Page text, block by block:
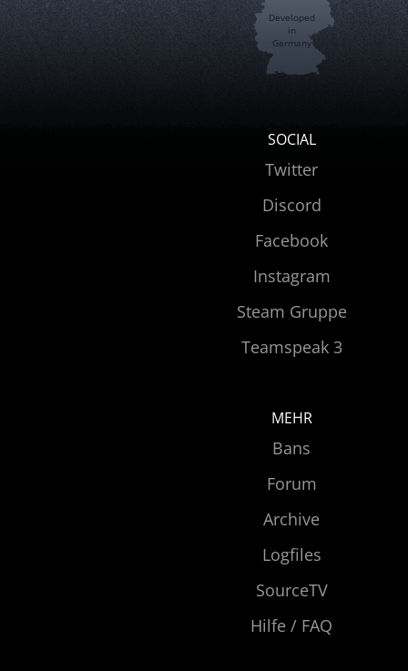
Developed
in
Germany
SOCIAL
Twitter
Discord
Facebook
Instagram
Steam Gruppe
Teamspeak 3
MEHR
Bans
Forum
Archive
Logfiles
SourceTV
Hilfe / FAQ